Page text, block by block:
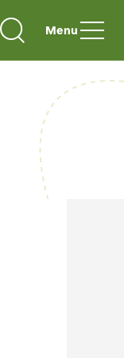
Menu